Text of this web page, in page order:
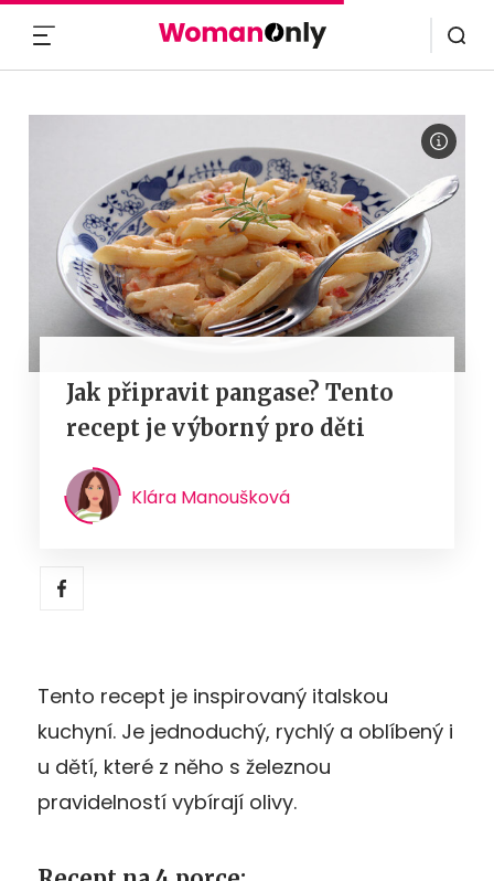
Jak připravit pangase? Tento
recept je výborný pro děti
Klára Manoušková
Tento recept je inspirovaný italskou
kuchyní. Je jednoduchý, rychlý a oblíbený i
u dětí, které z něho s železnou
pravidelností vybírají olivy.